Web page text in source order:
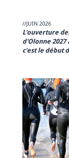
//JUIN 2026
L'ouverture
d'Olonne
c'est le début